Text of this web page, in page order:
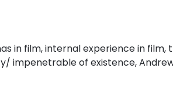
in film, internal experience in film,
impenetrable of existence,